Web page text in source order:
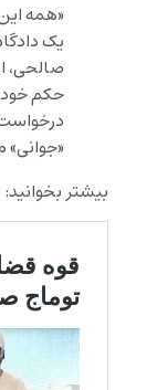
«همه
یک
صالحی،
حکم خود
«جوانی»
بیشتر بخوانید: